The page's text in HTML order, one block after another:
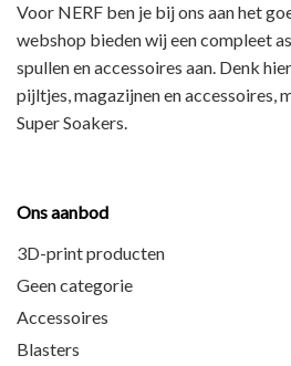
Voor NERF ben je bij ons aan het
webshop bieden wij eencompleet
spullen en accessoires aan. Denk
pijltjes, magazijnen en accessoires,
Super Soakers.
Ons aanbod
3D-print producten
Geen categorie
Accessoires
Blasters